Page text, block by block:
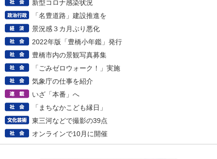
新型コロナ感染状況
「名豊道路」建設推進を
景況感３カ月ぶり悪化
2022年版「豊橋小年鑑」発行
豊橋市内の景観写真募集
「ごみゼロウォーク！」実施
気象庁の仕事を紹介
いざ「本番」へ
「まちなかこども縁日」
東三河などで撮影の39点
オンラインで10月に開催